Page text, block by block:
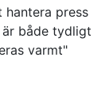
press
både tydligt
varmt"